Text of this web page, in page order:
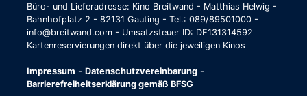
Büro- und Lieferadresse: Kino Breitwand - Matthias Helwig -
Bahnhofplatz 2 - 82131 Gauting - Tel.: 089/89501000 -
info@breitwand.com - Umsatzsteuer ID: DE131314592
Kartenreservierungen direkt über die jeweiligen Kinos
Impressum - Datenschutzvereinbarung -
Barrierefreiheitserklärung gemäß BFSG